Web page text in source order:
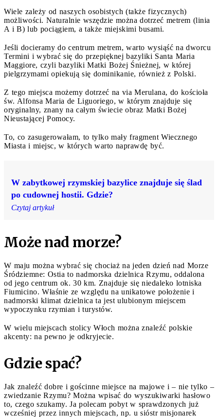
Wiele zależy od naszych osobistych (także fizycznych)
możliwości. Naturalnie wszędzie można dotrzeć metrem (linia
A i B) lub pociągiem, a także miejskimi busami.
Jeśli docieramy do centrum metrem, warto wysiąść na dworcu
Termini i wybrać się do przepięknej bazyliki Santa Maria
Maggiore, czyli bazyliki Matki Bożej Śnieżnej, w której
pielgrzymami opiekują się dominikanie, również z Polski.
Z tego miejsca możemy dotrzeć na via Merulana, do kościoła
św. Alfonsa Maria de Liguoriego, w którym znajduje się
oryginalny, znany na całym świecie obraz Matki Bożej
Nieustającej Pomocy.
To, co zasugerowałam, to tylko mały fragment Wiecznego
Miasta i miejsc, w których warto naprawdę być.
W zabytkowej rzymskiej bazylice znajduje się ślad
po cudownej hostii. Gdzie?
Czytaj artykuł
Może nad morze?
W maju można wybrać się chociaż na jeden dzień nad Morze
Śródziemne: Ostia to nadmorska dzielnica Rzymu, oddalona
od jego centrum ok. 30 km. Znajduje się niedaleko lotniska
Fiumicino. Właśnie ze względu na unikatowe położenie i
nadmorski klimat dzielnica ta jest ulubionym miejscem
wypoczynku rzymian i turystów.
W wielu miejscach stolicy Włoch można znaleźć polskie
akcenty: na pewno je odkryjecie.
Gdzie spać?
Jak znaleźć dobre i gościnne miejsce na majowe i – nie tylko –
zwiedzanie Rzymu? Można wpisać do wyszukiwarki hasłowo
to, czego szukamy. Ja polecam pobyt w sprawdzonych już
wcześniej przez innych miejscach, np. u sióstr misjonarek